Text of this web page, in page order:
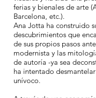
ferias y bienales de arte
Barcelona, etc.).
Ana Jotta ha construido
descubrimientos que
de sus propios pasos
modernista y las
de autoría -ya sea
ha intentado
unívoco.